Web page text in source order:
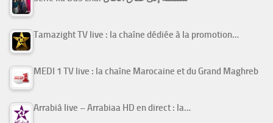
Tamazight TV live : la chaîne dédiée à la promotion…
MEDI 1 TV live : la chaîne Marocaine et du Grand Maghreb
Arrabiâ live – Arrabiaa HD en direct : la…